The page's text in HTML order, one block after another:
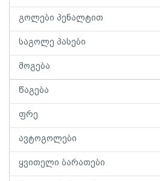
გოლები პენალტით
საგოლე პასები
მოგება
წაგება
ფრე
ავტოგოლები
ყვითელი ბარათები